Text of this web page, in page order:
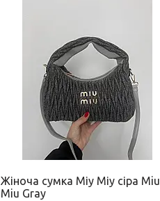
Жіноча сумка Міу Міу сіра Miu
Miu Gray